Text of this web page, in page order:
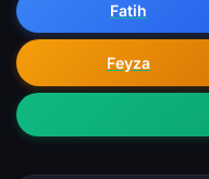
Fatih
Feyza